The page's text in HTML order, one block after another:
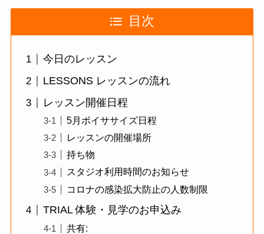
目次
今日のレッスン
LESSONS レッスンの流れ
レッスン開催日程
5月ボイササイズ日程
レッスンの開催場所
持ち物
スタジオ利用時間のお知らせ
コロナの感染拡大防止の人数制限
TRIAL 体験・見学のお申込み
共有: